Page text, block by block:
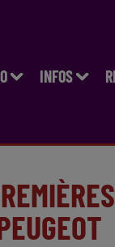
INFOS